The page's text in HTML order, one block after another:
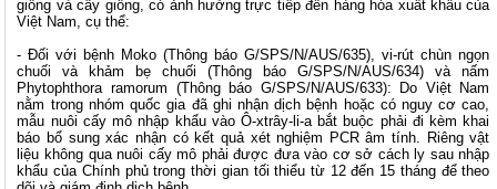
giống và cây giống, có ảnh hưởng trực tiếp đến hàng hóa xuất khẩu của
Việt Nam, cụ thể:
- Đối với bệnh Moko (Thông báo G/SPS/N/AUS/635), vi-rút chùn ngọn
chuối và khảm bẹ chuối (Thông báo G/SPS/N/AUS/634) và nấm
Phytophthora ramorum (Thông báo G/SPS/N/AUS/633): Do Việt Nam
nằm trong nhóm quốc gia đã ghi nhận dịch bệnh hoặc có nguy cơ cao,
mẫu nuôi cấy mô nhập khẩu vào Ô-xtrây-li-a bắt buộc phải đi kèm khai
báo bổ sung xác nhận có kết quả xét nghiệm PCR âm tính. Riêng vật
liệu không qua nuôi cấy mô phải được đưa vào cơ sở cách ly sau nhập
khẩu của Chính phủ trong thời gian tối thiểu từ 12 đến 15 tháng để theo